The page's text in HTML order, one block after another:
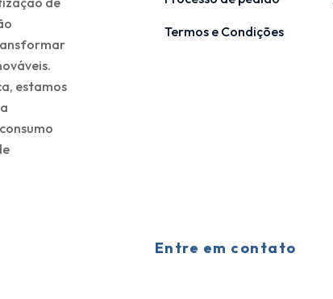
estamos
Termos e Condições
Entre em contato